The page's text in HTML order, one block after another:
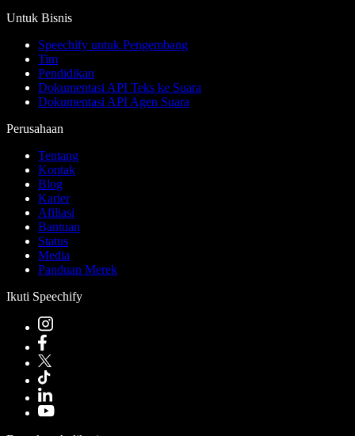
Untuk Bisnis
Speechify untuk Pengembang
Tim
Pendidikan
Dokumentasi API Teks ke Suara
Dokumentasi API Agen Suara
Perusahaan
Tentang
Kontak
Blog
Karier
Afiliasi
Bantuan
Status
Media
Panduan Merek
Ikuti Speechify